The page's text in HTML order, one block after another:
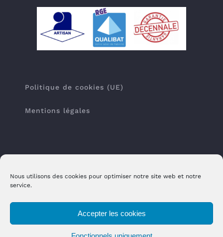
Nous utilisons des cookies pour optimiser notre site web et notre
service.
Accepter les cookies
Politique de cookies (UE)
Mentions légales
Copyright 2012 - 2021 Hervé Gildas Couverture |
Tous droits réservés| Site réalisé par